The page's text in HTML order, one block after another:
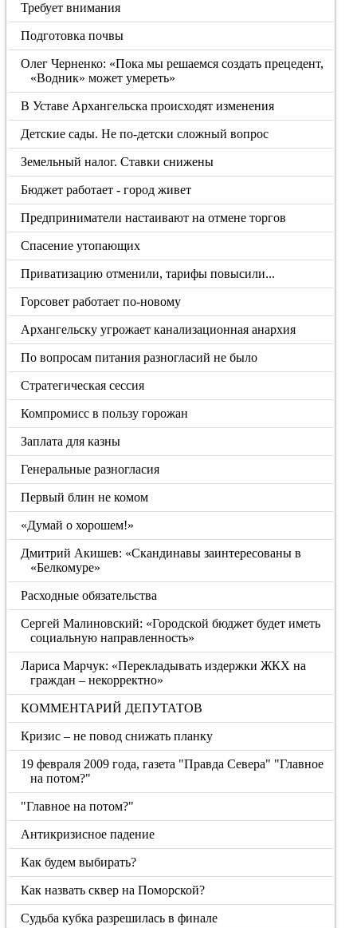
Требует внимания
Подготовка почвы
Олег Черненко: «Пока мы решаемся создать прецедент,
«Водник» может умереть»
В Уставе Архангельска происходят изменения
Детские сады. Не по-детски сложный вопрос
Земельный налог. Ставки снижены
Бюджет работает - город живет
Предприниматели настаивают на отмене торгов
Спасение утопающих
Приватизацию отменили, тарифы повысили...
Горсовет работает по-новому
Архангельску угрожает канализационная анархия
По вопросам питания разногласий не было
Стратегическая сессия
Компромисс в пользу горожан
Заплата для казны
Генеральные разногласия
Первый блин не комом
«Думай о хорошем!»
Дмитрий Акишев: «Скандинавы заинтересованы в
«Белкомуре»
Расходные обязательства
Сергей Малиновский: «Городской бюджет будет иметь
социальную направленность»
Лариса Марчук: «Перекладывать издержки ЖКХ на
граждан – некорректно»
КОММЕНТАРИЙ ДЕПУТАТОВ
Кризис – не повод снижать планку
19 февраля 2009 года, газета "Правда Севера" "Главное
на потом?"
"Главное на потом?"
Антикризисное падение
Как будем выбирать?
Как назвать сквер на Поморской?
Судьба кубка разрешилась в финале